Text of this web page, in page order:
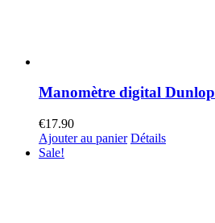
Manomètre digital Dunlop
€17.90
Ajouter au panier Détails
Sale!